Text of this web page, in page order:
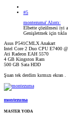
#5
montezuma' Alıntı:
Elbette çözülmesi iyi
Genişletmek için tıkla
Asus P541CMLX Anakart
Intel Core 2 Duo CPU E7400
Ati Radeon EAH 5570
4 GB Kingston Ram
500 GB Sata HDD
Şuan tek derdim kırmızı ekran .
montezuma
MASTER YODA